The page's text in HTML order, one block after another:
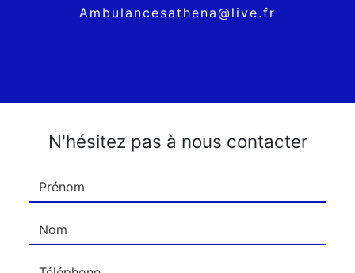
ambulancesathena@live.fr
N'hésitez pas à nous contacter